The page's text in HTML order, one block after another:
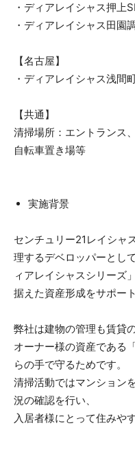
・ディアレイシャス押上
・ディアレイシャス田園
【名古屋】
・ディアレイシャス浅間
【共通】
清掃場所：エントランス
自転車置き場等
実施背景
センチュリー21レイシャ
理するデベロッパーとし
ィアレイシャスシリーズ
据えた資産形成をサポー
弊社は建物の管理も賃貸
オーナー様の資産である
らの手で守るためです。
清掃活動ではマンション
況の確認を行い、
入居者様にとって住みや